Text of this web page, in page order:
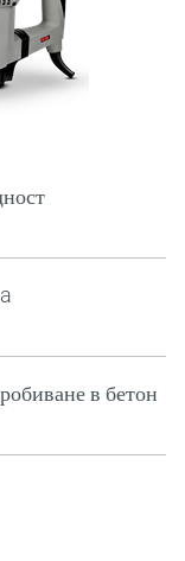
в бетон